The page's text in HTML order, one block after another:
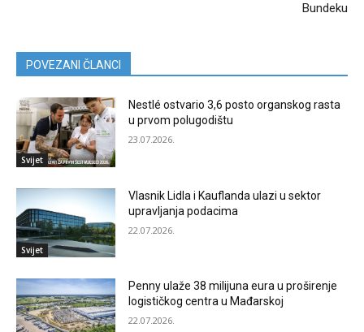
Bundeku
POVEZANI ČLANCI
Svijet
Nestlé ostvario 3,6 posto organskog rasta
u prvom polugodištu
23.07.2026.
Svijet
Vlasnik Lidla i Kauflanda ulazi u sektor
upravljanja podacima
22.07.2026.
Penny ulaže 38 milijuna eura u proširenje
logističkog centra u Mađarskoj
22.07.2026.